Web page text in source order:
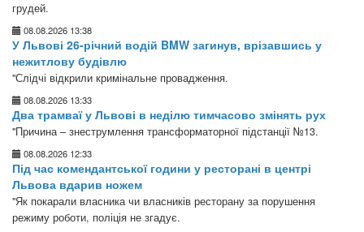
грудей.
08.08.2026 13:38
У Львові 26-річний водій BMW загинув, врізавшись у
нежитлову будівлю
"Слідчі відкрили кримінальне провадження.
08.08.2026 13:33
Два трамваї у Львові в неділю тимчасово змінять рух
"Причина – знеструмлення трансформаторної підстанції №13.
08.08.2026 12:33
Під час комендантської години у ресторані в центрі
Львова вдарив ножем
"Як покарали власника чи власників ресторану за порушення
режиму роботи, поліція не згадує.